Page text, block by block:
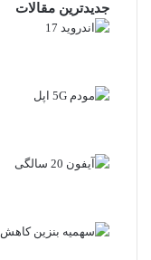
جدیدترین مقالات